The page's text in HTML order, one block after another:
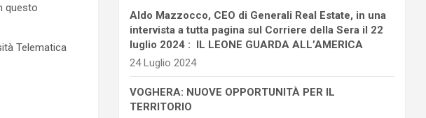
questo
Telematica
Aldo Mazzocco, CEO di Generali Real Estate, in una
intervista a tutta pagina sul Corriere della Sera il 22
luglio 2024 : IL LEONE GUARDA ALL’AMERICA
24 Luglio 2024
VOGHERA: NUOVE OPPORTUNITÀ PER IL
TERRITORIO